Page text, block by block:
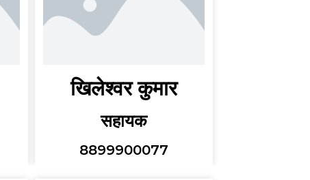
खिलेश्वर कुमार
सहायक
8899900077